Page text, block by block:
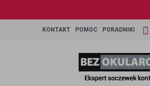
KONTAKT POMOC PORADNIKI